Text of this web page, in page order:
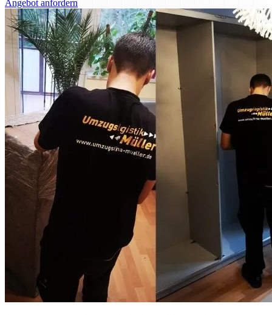
Angebot anfordern